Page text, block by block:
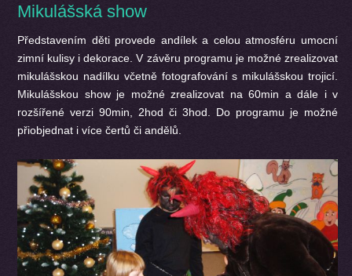
Mikulášská show
Představením děti provede andílek a celou atmosféru umocní
zimní kulisy i dekorace. V závěru programu je možné zrealizovat
mikulášskou nadílku včetně fotografování s mikulášskou trojicí.
Mikulášskou show je možné zrealizovat na 60min a dále i v
rozšířené verzi 90min, 2hod či 3hod. Do programu je možné
přiobjednat i více čertů či andělů.